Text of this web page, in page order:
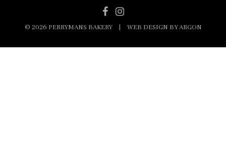
© 2026 PERRYMANS BAKERY | WEB DESIGN BYARGON